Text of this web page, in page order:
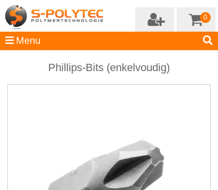
0
Phillips-Bits (enkelvoudig)